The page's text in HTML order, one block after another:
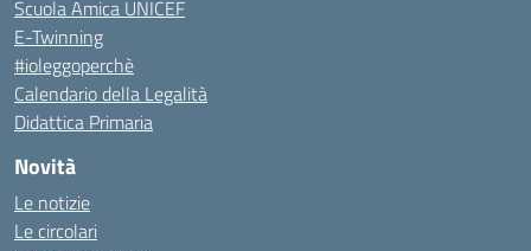
Scuola Amica UNICEF
E-Twinning
#ioleggoperchè
Calendario della Legalità
Didattica Primaria
Novità
Le notizie
Le circolari